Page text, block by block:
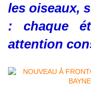
les oiseaux,
: chaque
attention